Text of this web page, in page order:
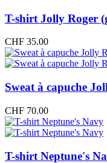
T-shirt Jolly Roger
CHF 35.00
Sweat à capuche
CHF 70.00
T-shirt Neptune's